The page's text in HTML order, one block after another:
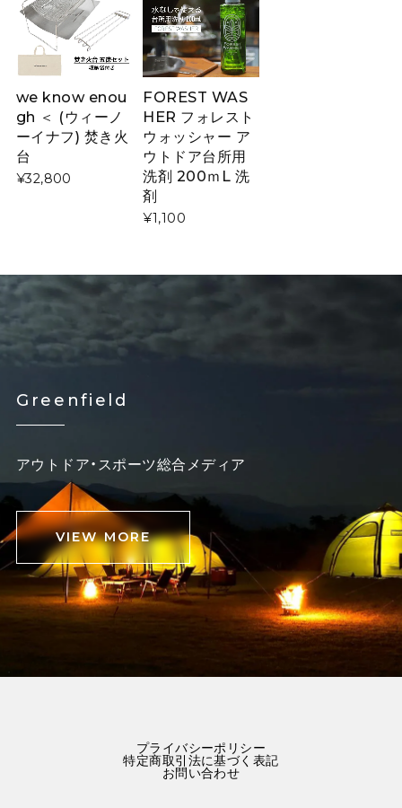
we know enou
gh ＜ (ウィーノ
ーイナフ) 焚き火
台
¥32,800
FOREST WAS
HER フォレスト
ウォッシャー ア
ウトドア台所用
洗剤 200ｍL 洗
剤
¥1,100
Greenfield
アウトドア・スポーツ総合メディア
VIEW MORE
プライバシーポリシー
特定商取引法に基づく表記
お問い合わせ